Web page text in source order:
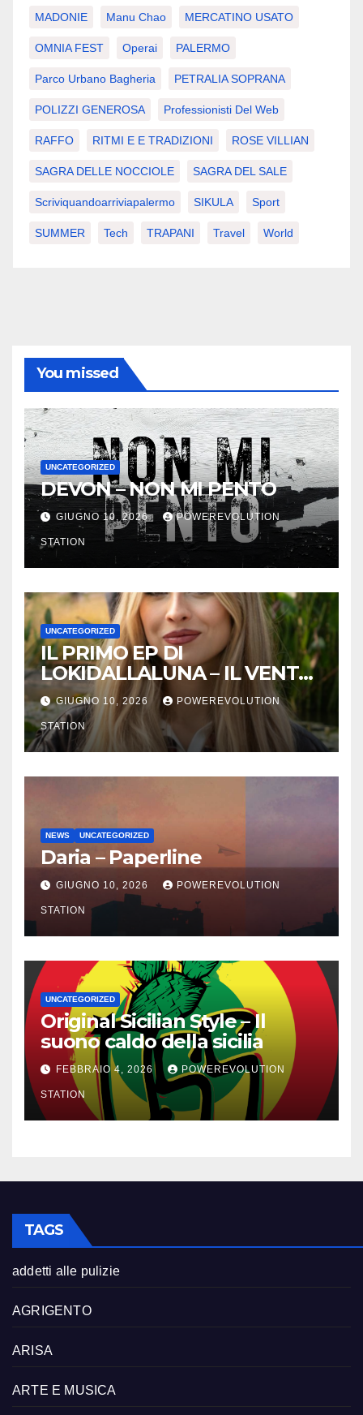
MADONIE Manu Chao MERCATINO USATO
OMNIA FEST Operai PALERMO
Parco Urbano Bagheria PETRALIA SOPRANA
POLIZZI GENEROSA Professionisti Del Web
RAFFO RITMI E E TRADIZIONI ROSE VILLIAN
SAGRA DELLE NOCCIOLE SAGRA DEL SALE
Scriviquandoarriviapalermo SIKULA Sport
SUMMER Tech TRAPANI Travel World
You missed
UNCATEGORIZED
DEVON – NON MI PENTO
GIUGNO 10, 2026 POWEREVOLUTION
STATION
UNCATEGORIZED
IL PRIMO EP DI
LOKIDALLALUNA – IL VENTO
SCAPPA SE T’INNAMORI
GIUGNO 10, 2026 POWEREVOLUTION
STATION
NEWS UNCATEGORIZED
Daria – Paperline
GIUGNO 10, 2026 POWEREVOLUTION
STATION
UNCATEGORIZED
Original Sicilian Style – Il
suono caldo della sicilia
FEBBRAIO 4, 2026 POWEREVOLUTION
STATION
TAGS
addetti alle pulizie
AGRIGENTO
ARISA
ARTE E MUSICA